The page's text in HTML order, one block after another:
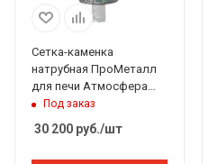
Сетка-каменка
натрубная ПроМеталл
для печи Атмосфера
комбинированная
Под заказ
30 200 руб./шт